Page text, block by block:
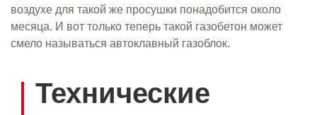
воздухе для такой же просушки понадобится около
месяца. И вот только теперь такой газобетон может
смело называться автоклавный газоблок.
Технические